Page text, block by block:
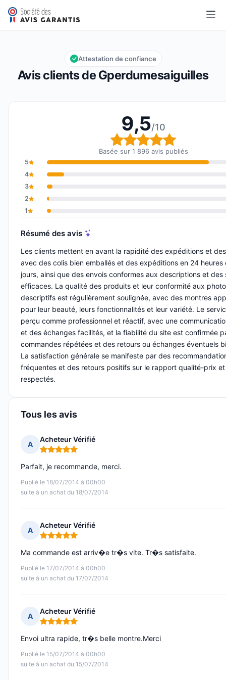
Gperdumesaiguilles
Note globale : 9,5 sur 10
9,5/10
Avis clients de Gperdumesaiguilles
Attestation de confiance
9,5/10
Note globale : 9,5
Basée sur 1 896 avis publiés
5
4
3
2
1
Résumé des avis
Les clients mettent en avant la rapidité des expéditions et
avec des colis bien emballés et des expéditions en 24 heures
jours, ainsi que des envois conformes aux descriptions et des
efficaces. La qualité des produits et leur conformité aux
descriptifs est régulièrement soulignée, avec des montres
pour leur beauté, leurs fonctionnalités et leur variété. Le
perçu comme professionnel et réactif, avec une
et des échanges facilités, et la fiabilité du site est confirmée
commandes répétées et des retours ou échanges éventuels
La satisfaction générale se manifeste par des
fréquentes et des retours positifs sur le rapport qualité-prix et
respectés.
Tous les avis
A
Acheteur Vérifié
Note : 5 sur 5
Publié le 18/07/2014 à 00h00
suite à un achat du 18/07/2014
Parfait, je recommande, merci.
A
Acheteur Vérifié
Note : 5 sur 5
Publié le 17/07/2014 à 00h00
suite à un achat du 17/07/2014
Ma commande est arriv�e tr�s vite. Tr�s satisfaite.
A
Acheteur Vérifié
Note : 5 sur 5
Publié le 15/07/2014 à 00h00
suite à un achat du 15/07/2014
Envoi ultra rapide, tr�s belle montre.Merci